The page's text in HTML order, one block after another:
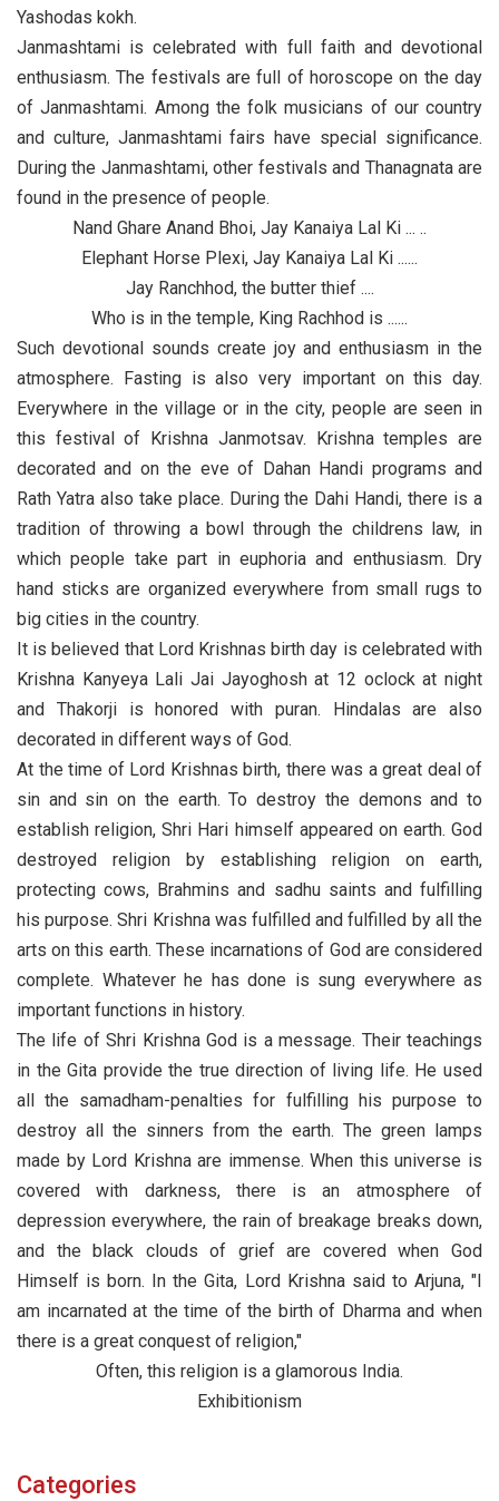
Yashodas kokh.
Janmashtami is celebrated with full faith and devotional
enthusiasm. The festivals are full of horoscope on the day
of Janmashtami. Among the folk musicians of our country
and culture, Janmashtami fairs have special significance.
During the Janmashtami, other festivals and Thanagnata are
found in the presence of people.
Nand Ghare Anand Bhoi, Jay Kanaiya Lal Ki ... ..
Elephant Horse Plexi, Jay Kanaiya Lal Ki ......
Jay Ranchhod, the butter thief ....
Who is in the temple, King Rachhod is ......
Such devotional sounds create joy and enthusiasm in the
atmosphere. Fasting is also very important on this day.
Everywhere in the village or in the city, people are seen in
this festival of Krishna Janmotsav. Krishna temples are
decorated and on the eve of Dahan Handi programs and
Rath Yatra also take place. During the Dahi Handi, there is a
tradition of throwing a bowl through the childrens law, in
which people take part in euphoria and enthusiasm. Dry
hand sticks are organized everywhere from small rugs to
big cities in the country.
It is believed that Lord Krishnas birth day is celebrated with
Krishna Kanyeya Lali Jai Jayoghosh at 12 oclock at night
and Thakorji is honored with puran. Hindalas are also
decorated in different ways of God.
At the time of Lord Krishnas birth, there was a great deal of
sin and sin on the earth. To destroy the demons and to
establish religion, Shri Hari himself appeared on earth. God
destroyed religion by establishing religion on earth,
protecting cows, Brahmins and sadhu saints and fulfilling
his purpose. Shri Krishna was fulfilled and fulfilled by all the
arts on this earth. These incarnations of God are considered
complete. Whatever he has done is sung everywhere as
important functions in history.
The life of Shri Krishna God is a message. Their teachings
in the Gita provide the true direction of living life. He used
all the samadham-penalties for fulfilling his purpose to
destroy all the sinners from the earth. The green lamps
made by Lord Krishna are immense. When this universe is
covered with darkness, there is an atmosphere of
depression everywhere, the rain of breakage breaks down,
and the black clouds of grief are covered when God
Himself is born. In the Gita, Lord Krishna said to Arjuna, "I
am incarnated at the time of the birth of Dharma and when
there is a great conquest of religion,"
Often, this religion is a glamorous India.
Exhibitionism
Categories